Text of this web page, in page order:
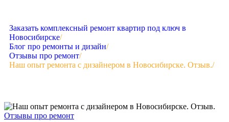
Заказать комплексный ремонт квартир под ключ в
Новосибирске/
Блог про ремонты и дизайн/
Отзывы про ремонт/
Наш опыт ремонта с дизайнером в Новосибирске. Отзыв./
Отзывы про ремонт